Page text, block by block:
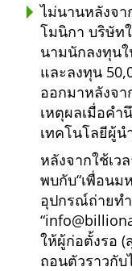
ไม่นานหลังจ
โมนิกา บริษัท
นามนักลงทุน
และลงทุน
ออกมาหลังจา
เหตุผลเมื่อคำ
เทคโนโลยีผู้น
หลังจากใช้เว
พบกับ เพื่อนม
อุปกรณ์ถ่ายทำ
ให้ผู้ก่อตั้งรอ (
ถอนตัวราวกับ